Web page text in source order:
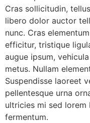
Cras sollicitudin,
libero dolor auctor
nunc. Cras
efficitur, tristique
augue ipsum,
metus. Nullam
Suspendisse laoreet
pellentesque urna
ultricies mi sed lorem
fermentum.